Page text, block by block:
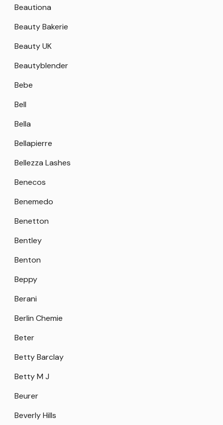
Beautiona
Beauty Bakerie
Beauty UK
Beautyblender
Bebe
Bell
Bella
Bellapierre
Bellezza Lashes
Benecos
Benemedo
Benetton
Bentley
Benton
Beppy
Berani
Berlin Chemie
Beter
Betty Barclay
Betty M J
Beurer
Beverly Hills